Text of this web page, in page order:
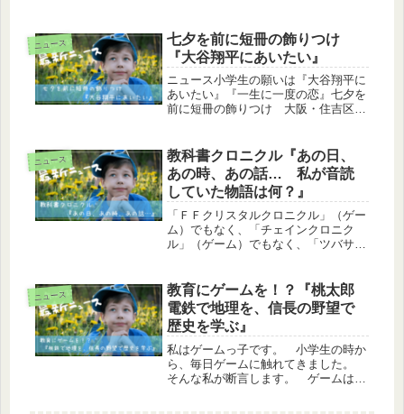
で様々なニュースが飛び交っていま
す。ニュースジェンダーレス対応水着
今夏か...
ニュース
七夕を前に短冊の飾りつけ
『大谷翔平にあいたい』
ニュース小学生の願いは『大谷翔平に
あいたい』『一生に一度の恋』七夕を
前に短冊の飾りつけ 大阪・住吉区読
いう男の子の願い、本当に子どもらし
いですよね。叶えてあげたいなと、心
か...
ニュース
教科書クロニクル『あの日、
あの時、あの話… 私が音読
していた物語は何？』
「ＦＦクリスタルクロニクル」（ゲー
ム）でもなく、「チェインクロニク
ル」（ゲーム）でもなく、「ツバサク
ニクルあなたが小学生・中学生だった
ころ、国語の教科書にはどんなお話が
載っ...
ニュース
教育にゲームを！？『桃太郎
電鉄で地理を、信長の野望で
歴史を学ぶ』
私はゲームっ子です。 小学生の時か
ら、毎日ゲームに触れてきました。
そんな私が断言します。 ゲームは学